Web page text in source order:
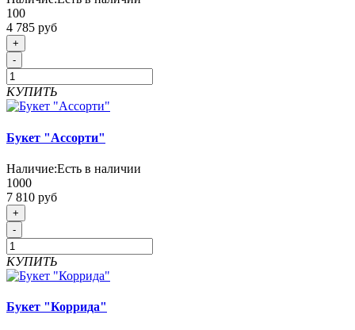
100
4 785 руб
+
-
КУПИТЬ
Букет "Ассорти"
Наличие:Есть в наличии
1000
7 810 руб
+
-
КУПИТЬ
Букет "Коррида"